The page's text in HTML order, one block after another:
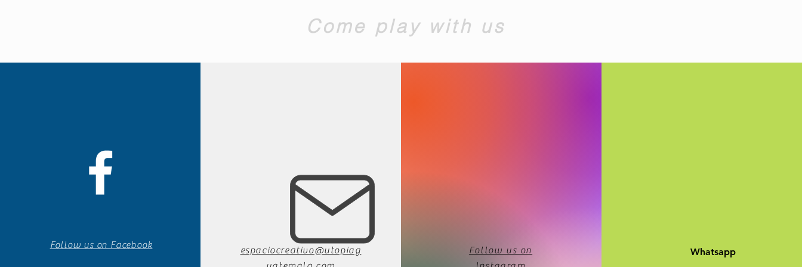
Come play with us
Follow us on Facebook
espaciocreativo@utopiag
Follow us on
Whatsapp